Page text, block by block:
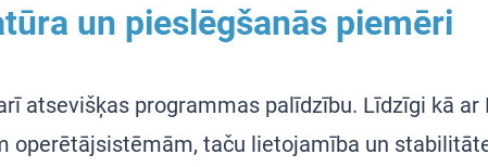
un pieslēgšanās piemēri
atsevišķas programmas palīdzību. Līdzīgi kā ar
operētājsistēmām, taču lietojamība un